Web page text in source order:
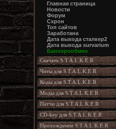
Главная страница
Новости
Форум
Схрон
Топ сайтов
Заработана
Дата выхода сталкер2
Дата выхода survarium
Баннерообмен
Скачать S.T.A.L.K.E.R
Читы для S.T.A.L.K.E.R
Коды для S.T.A.L.K.E.R
Моды для S.T.A.L.K.E.R
Патчи для S.T.A.L.K.E.R
CD-key для S.T.A.L.K.E.R
Прохождение S.T.A.L.K.E.R